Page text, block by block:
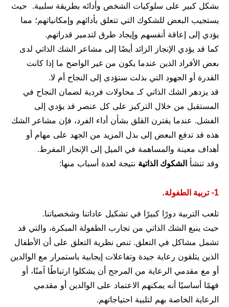
بشكل كبير على سلوكيات الشخص وأدائه بطريقة سلبية. حيث
يستجيب البعض للشكوك التي تتعلق بأدائهم وإمكانياتهم؛ مما
يؤدي إلى إعاقة أنفسهم وإيجاد طرق لتدمير قدراتهم.
كما قد يؤدي الإنجاز الزائد أيضًا إلى مشاعر الشك الذاتي لدى
بعض الأفراد الذين عندما يكون من غير الواضح ما إذا كانت
القدرة أو الجهود التي بذلت ستؤدى إلى النجاح أم لا.
قد يزدهر الشك الذاتي كـ محاولات فردية لضمان النجاح في
المستقبل من خلال التركيز على كل عنصر قد يؤدي إلى
الفشل. عندما يقترن القلق بشأن أداء الفرد، فإن مشاعر الشك
هذه قد تدفع البعض إلى بذل المزيد من الجهد على مهام أو
أهداف معينة والمساهمة في الميل إلى الإنجاز المفرط.
وقد تنشأ الشكوك الذاتية نتيجة لعدة أسباب منها:
1- تربية الطفولة.
تلعب التربية دورًا كبيرًا في تشكيل عاداتنا وشخصياتنا.
حيث ينبع الشك الذاتي من تجارب الطفولة المبكرة، والتي قد
تشمل مشاكل في التعلق. تنص نظرية التعلق على أن الأطفال
الذين يتلقون رعاية جيدة وتفاعلات إيجابية باستمرار مع الوالدين
أو مع مقدمي الرعاية من المرجح أن يشكلوا ارتباطًا آمنًا، أو
فهمًا أساسيًا أنه يمكنهم الاعتماد على الوالدين أو مقدمي
الرعاية الخاصة بهم لتلبية احتياجاتهم.